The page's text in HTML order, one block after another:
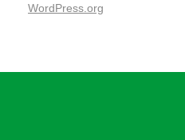
WordPress.org